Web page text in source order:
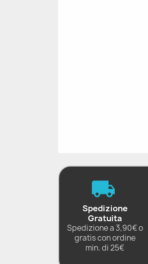
Spedizione
Gratuita
Spedizione a 3,90€ o
gratis con ordine
min. di 25€